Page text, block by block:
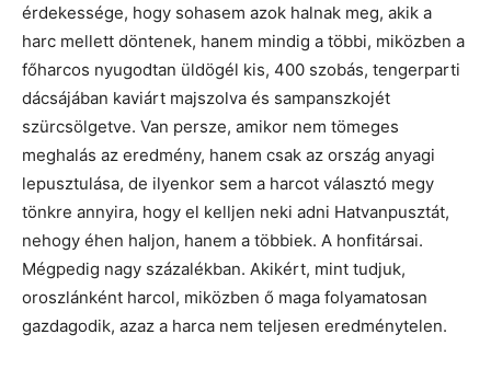
érdekessége, hogy sohasem azok halnak meg, akik a
harc mellett döntenek, hanem mindig a többi, miközben a
főharcos nyugodtan üldögél kis, 400 szobás, tengerparti
dácsájában kaviárt majszolva és sampanszkojét
szürcsölgetve. Van persze, amikor nem tömeges
meghalás az eredmény, hanem csak az ország anyagi
lepusztulása, de ilyenkor sem a harcot választó megy
tönkre annyira, hogy el kelljen neki adni Hatvanpusztát,
nehogy éhen haljon, hanem a többiek. A honfitársai.
Mégpedig nagy százalékban. Akikért, mint tudjuk,
oroszlánként harcol, miközben ő maga folyamatosan
gazdagodik, azaz a harca nem teljesen eredménytelen.